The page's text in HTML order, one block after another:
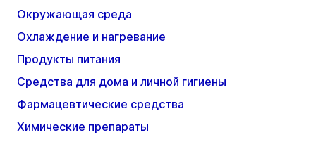
Окружающая среда
Охлаждение и нагревание
Продукты питания
Средства для дома и личной гигиены
Фармацевтические средства
Химические препараты